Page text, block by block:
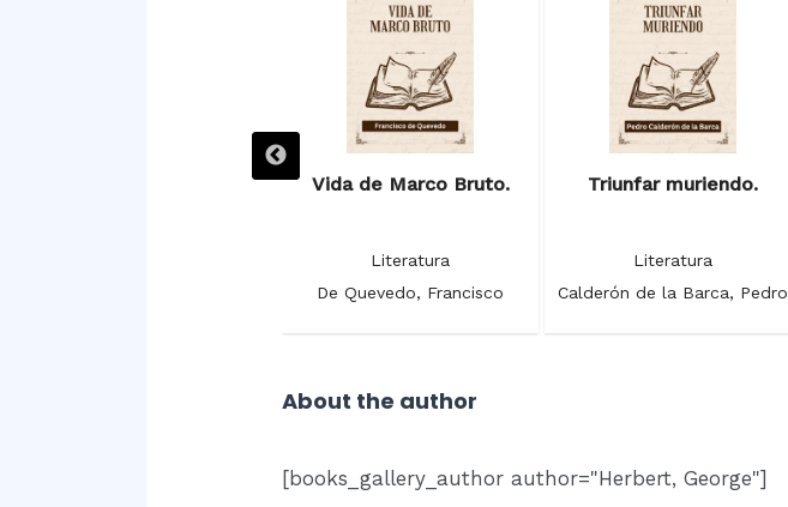
Vida de Marco Bruto.
Literatura
De Quevedo, Francisco
Triunfar muriendo.
Literatura
Calderón de la Barca, Pedro
About the author
[books_gallery_author author="Herbert, George"]